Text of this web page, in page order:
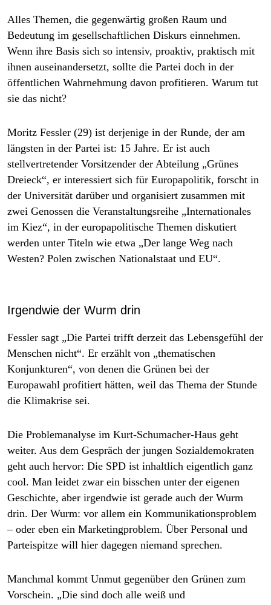
Alles Themen, die gegenwärtig großen Raum und
Bedeutung im gesellschaftlichen Diskurs einnehmen.
Wenn ihre Basis sich so intensiv, proaktiv, praktisch mit
ihnen auseinandersetzt, sollte die Partei doch in der
öffentlichen Wahrnehmung davon profitieren. Warum tut
sie das nicht?
Moritz Fessler (29) ist derjenige in der Runde, der am
längsten in der Partei ist: 15 Jahre. Er ist auch
stellvertretender Vorsitzender der Abteilung „Grünes
Dreieck“, er interessiert sich für Europapolitik, forscht in
der Universität darüber und organisiert zusammen mit
zwei Genossen die Veranstaltungsreihe „Interna­tionales
im Kiez“, in der europapolitische Themen diskutiert
werden unter Titeln wie etwa „Der lange Weg nach
Westen? Polen zwischen Nationalstaat und EU“.
Irgendwie der Wurm drin
Fessler sagt „Die Partei trifft derzeit das Lebensgefühl der
Menschen nicht“. Er erzählt von „thematischen
Konjunkturen“, von denen die Grünen bei der
Europawahl profitiert hätten, weil das Thema der Stunde
die Klimakrise sei.
Die Problemanalyse im Kurt-Schumacher-Haus geht
weiter. Aus dem Gespräch der jungen Sozialdemokraten
geht auch hervor: Die SPD ist inhaltlich eigentlich ganz
cool. Man leidet zwar ein bisschen unter der eigenen
Geschichte, aber irgendwie ist gerade auch der Wurm
drin. Der Wurm: vor allem ein Kommunikationsproblem
– oder eben ein Marketingproblem. Über Personal und
Parteispitze will hier dagegen niemand sprechen.
Manchmal kommt Unmut ­gegenüber den Grünen zum
Vorschein. „Die sind doch alle weiß und